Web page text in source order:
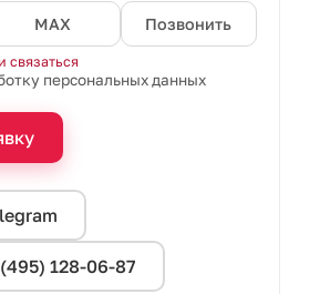
MAX Позвонить
связаться
персональных данных
128-06-87